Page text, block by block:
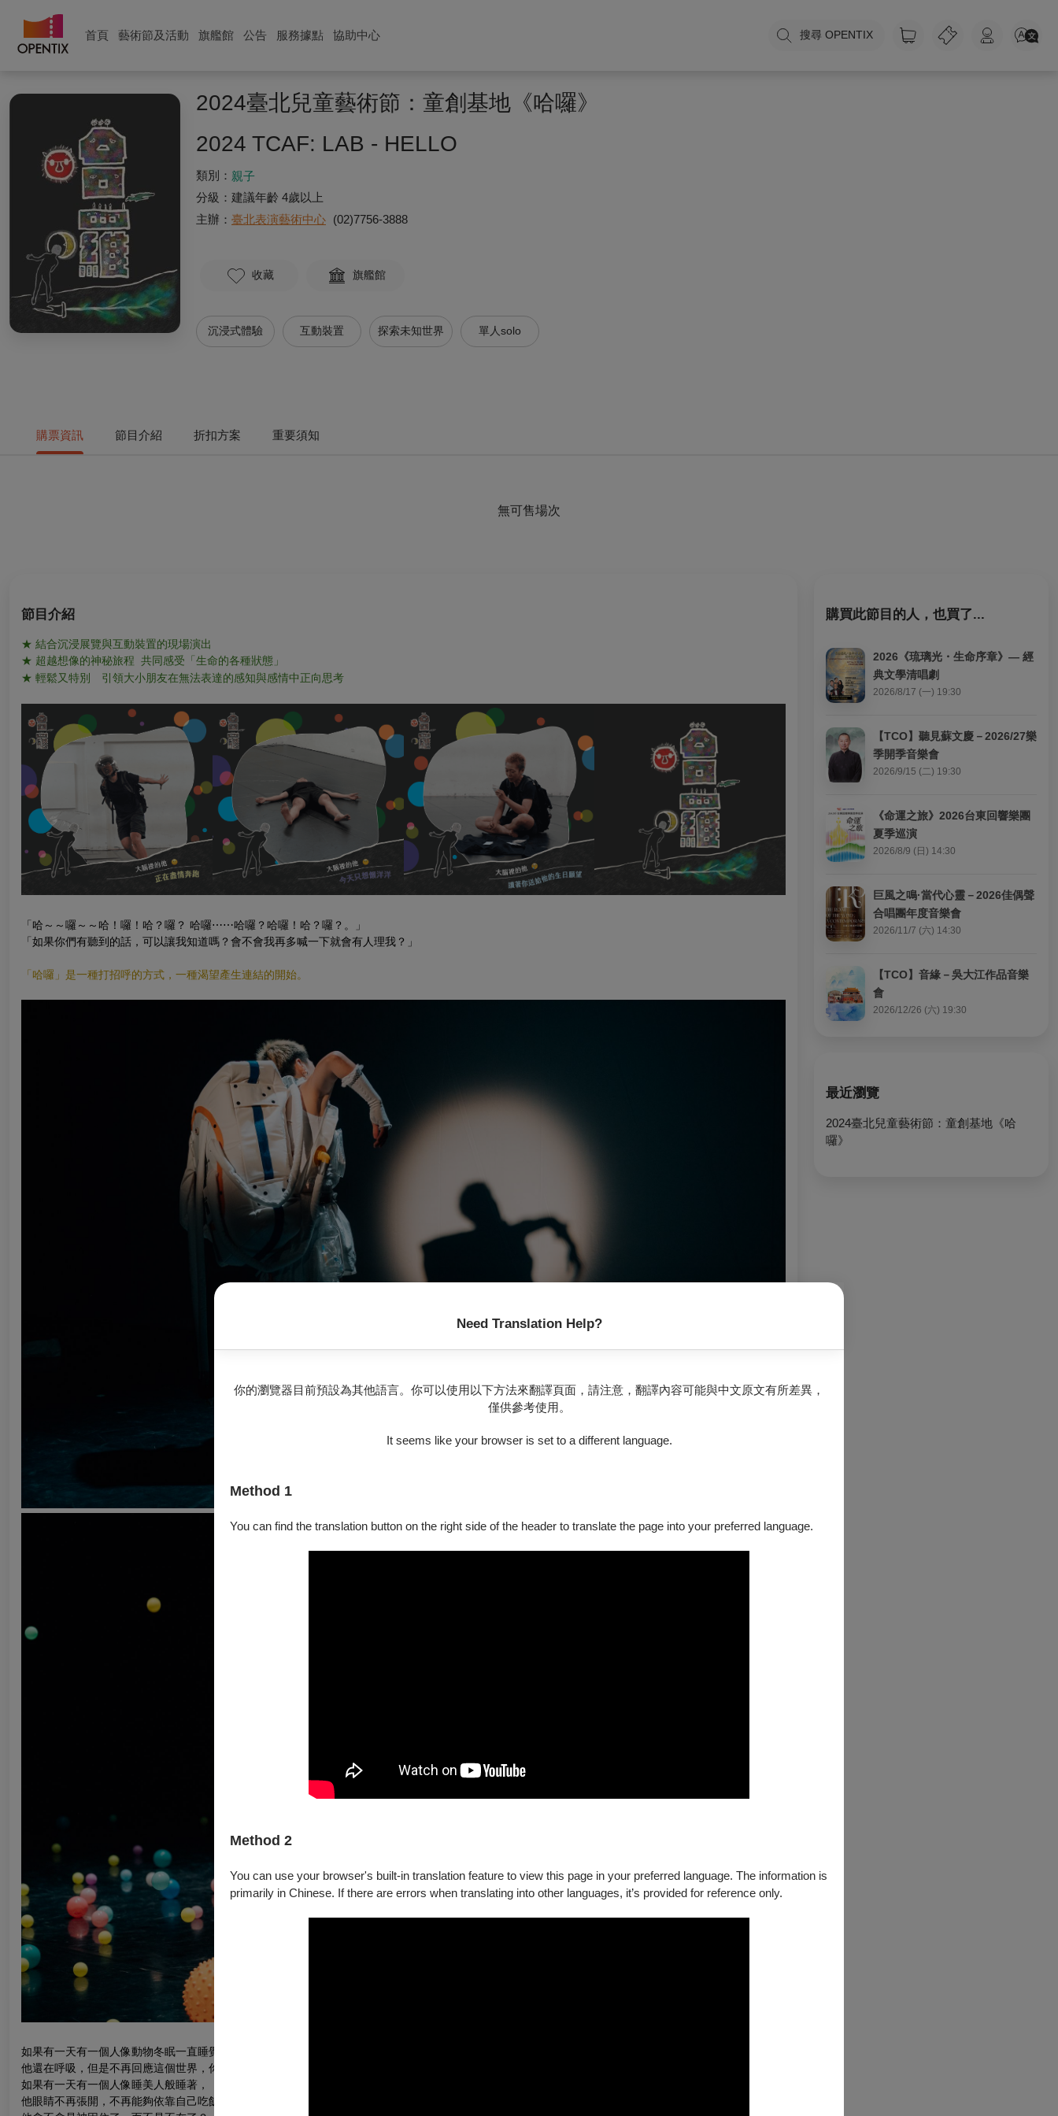
首頁 藝術節及活動 旗艦館 公告 服務據點 協助中心 搜尋 OPENTIX
Need Translation Help?
你的瀏覽器目前預設為其他語言。你可以使用以下方法來翻譯頁面，請注意，翻譯內容可能與中文原文有所差異，
僅供參考使用。
It seems like your browser is set to a different language.
Method 1
You can find the translation button on the right side of the header to translate the page into your preferred language.
Method 2
You can use your browser's built-in translation feature to view this page in your preferred language. The information is
primarily in Chinese. If there are errors when translating into other languages, it’s provided for reference only.
2024臺北兒童藝術節：童創基地《哈囉》
2024 TCAF: LAB - HELLO
類別： 親子
分級： 建議年齡 4歲以上
主辦： 臺北表演藝術中心 (02)7756-3888
收藏 旗艦館
沉浸式體驗 互動裝置 探索未知世界 單人solo
購票資訊 節目介紹 折扣方案 重要須知
無可售場次
節目介紹
★ 結合沉浸展覽與互動裝置的現場演出
★ 超越想像的神秘旅程 共同感受「生命的各種狀態」
★ 輕鬆又特別 引領大小朋友在無法表達的感知與感情中正向思考
「哈～～囉～～哈！囉！哈？囉？ 哈囉⋯⋯哈囉？哈囉！哈？囉？。」
「如果你們有聽到的話，可以讓我知道嗎？會不會我再多喊一下就會有人理我？」
「哈囉」是一種打招呼的方式，一種渴望產生連結的開始。
如果有一天有一個人像動物冬眠一直睡覺，
他還在呼吸，但是不再回應這個世界，你覺得他還在嗎？
如果有一天有一個人像睡美人般睡著，
他眼睛不再張開，不再能夠依靠自己吃飯，好像也不再思考，
購買此節目的人，也買了...
2026《琉璃光・生命序章》— 經
典文學清唱劇
2026/8/17 (一) 19:30
【TCO】聽見蘇文慶－2026/27樂
季開季音樂會
2026/9/15 (二) 19:30
《命運之旅》2026台東回響樂團
夏季巡演
2026/8/9 (日) 14:30
巨風之鳴·當代心靈－2026佳偶聲
合唱團年度音樂會
2026/11/7 (六) 14:30
【TCO】音緣－吳大江作品音樂
會
2026/12/26 (六) 19:30
最近瀏覽
2024臺北兒童藝術節：童創基地《哈
囉》